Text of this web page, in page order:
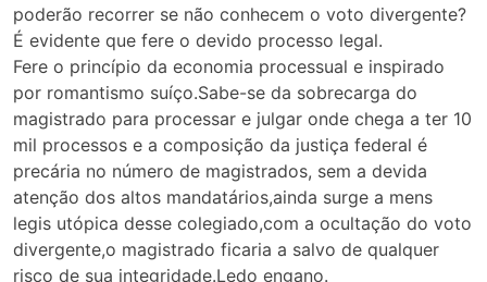
poderão recorrer se não conhecem o voto divergente?
É evidente que fere o devido processo legal.
Fere o princípio da economia processual e inspirado
por romantismo suíço.Sabe-se da sobrecarga do
magistrado para processar e julgar onde chega a ter 10
mil processos e a composição da justiça federal é
precária no número de magistrados, sem a devida
atenção dos altos mandatários,ainda surge a mens
legis utópica desse colegiado,com a ocultação do voto
divergente,o magistrado ficaria a salvo de qualquer
risco de sua integridade.Ledo engano.